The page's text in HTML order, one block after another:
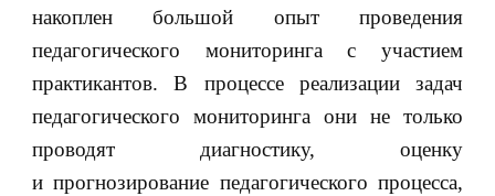
накоплен большой опыт проведения
педагогического мониторинга с участием
практикантов. В процессе реализации задач
педагогического мониторинга они не только
проводят диагностику, оценку
и прогнозирование педагогического процесса,